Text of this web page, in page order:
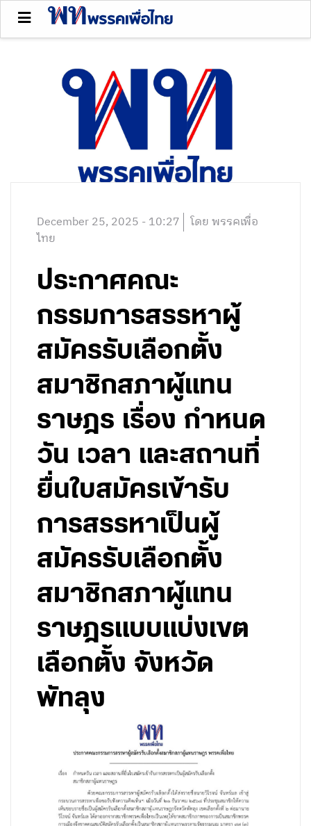
December 25, 2025 - 10:27 โดย พรรคเพื่อ
ไทย
ประกาศคณะ
กรรมการสรรหาผู้
สมัครรับเลือกตั้ง
สมาชิกสภาผู้แทน
ราษฎร เรื่อง กำหนด
วัน เวลา และสถานที่
ยื่นใบสมัครเข้ารับ
การสรรหาเป็นผู้
สมัครรับเลือกตั้ง
สมาชิกสภาผู้แทน
ราษฎรแบบแบ่งเขต
เลือกตั้ง จังหวัด
พัทลุง